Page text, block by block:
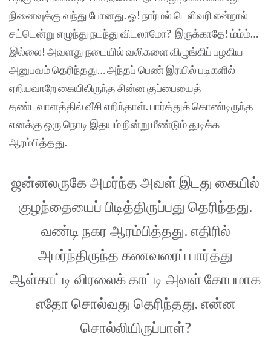
நினைவுக்கு வந்து போனது. ஓ! நார்மல் டெலிவரி என்றால்
சட்டென்று எழுந்து நடந்து விடலாமோ? இருக்காதே! ம்ம்ம்…
இல்லை! அவளது நடையில் வலிகளை விழுங்கிப் பழகிய
அனுபவம் தெரிந்தது… அந்தப் பெண் இரயில் படிகளில்
ஏறியவாறே கையிலிருந்த சின்ன குப்பையைத்
தண்டவாளத்தில் வீசி எறிந்தாள். பார்த்துக் கொண்டிருந்த
எனக்கு ஒரு நொடி இதயம் நின்று மீண்டும் துடிக்க
ஆரம்பித்தது.
ஜன்னலருகே அமர்ந்த அவள் இடது கையில்
குழந்தையைப் பிடித்திருப்பது தெரிந்தது.
வண்டி நகர ஆரம்பித்தது. எதிரில்
அமர்ந்திருந்த கணவரைப் பார்த்து
ஆள்காட்டி விரலைக் காட்டி அவள் கோபமாக
எதோ சொல்வது தெரிந்தது. என்ன
சொல்லியிருப்பாள்?